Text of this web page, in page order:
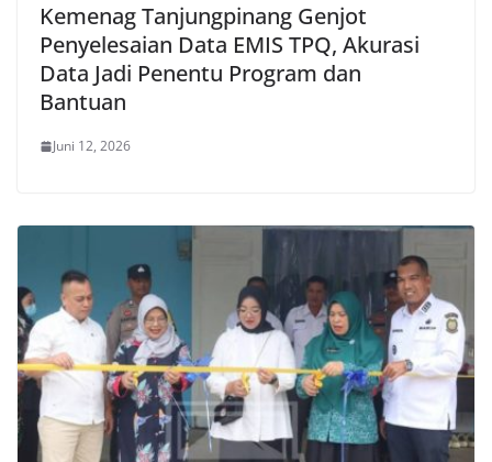
Kemenag Tanjungpinang Genjot
Penyelesaian Data EMIS TPQ, Akurasi
Data Jadi Penentu Program dan
Bantuan
Juni 12, 2026